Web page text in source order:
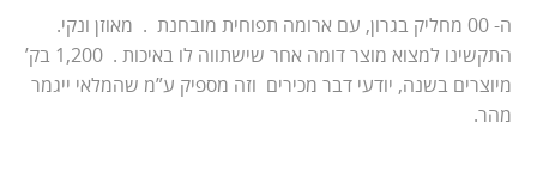
ה- 00 מחליק בגרון, עם ארומה תפוחית מובחנת . מאוזן ונקי.
התקשינו למצוא מוצר דומה אחר שישתווה לו באיכות . 1,200 בק’
מיוצרים בשנה, יודעי דבר מכירים וזה מספיק ע”מ שהמלאי ייגמר
מהר.